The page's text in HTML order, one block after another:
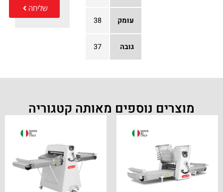
עומק 38
גובה 37
שליחה
מוצרים נוספים מאותה קטגוריה